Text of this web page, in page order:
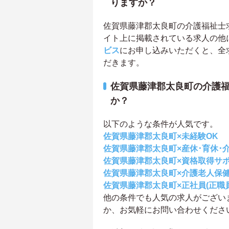
りますか？
佐賀県藤津郡太良町の介護福祉
イト上に掲載されている求人の
ビスにお申し込みいただくと、
だきます。
佐賀県藤津郡太良町の介護
か？
以下のような条件が人気です。
佐賀県藤津郡太良町×未経験OK
佐賀県藤津郡太良町×産休･育休･
佐賀県藤津郡太良町×資格取得サ
佐賀県藤津郡太良町×介護老人保
佐賀県藤津郡太良町×正社員(正職
他の条件でも人気の求人がござ
か、お気軽にお問い合わせくださ